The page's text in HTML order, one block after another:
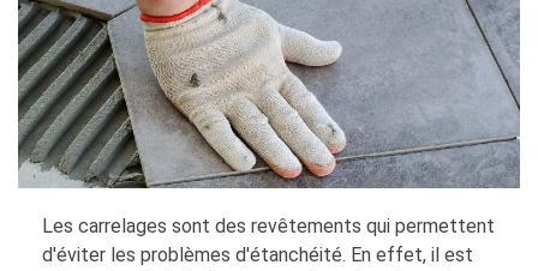
Les carrelages sont des revêtements qui permettent
d'éviter les problèmes d'étanchéité. En effet, il est